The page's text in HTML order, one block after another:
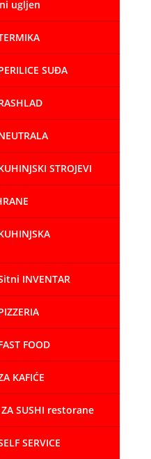
ugljen
SUĐA
STROJEVI
INVENTAR
FOOD
KAFIĆE
SUSHI restorane
SERVICE